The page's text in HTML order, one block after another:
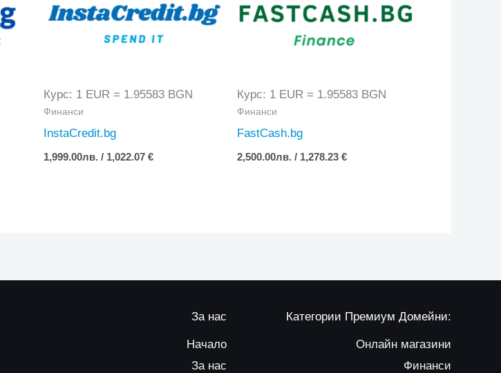
Курс: 1 EUR = 1.95583 BGN
Финанси
InstaCredit.bg
1,999.00лв. / 1,022.07 €
Курс: 1 EUR = 1.95583 BGN
Финанси
FastCash.bg
2,500.00лв./ 1,278.23 €
За нас
Начало
За нас
Категории Премиум Домейни:
Онлайн магазини
Финанси